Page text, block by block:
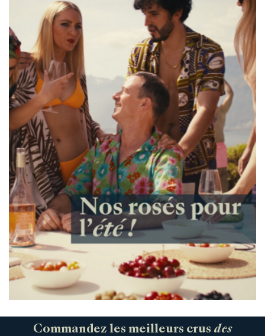
Commandez les meilleurs crus des